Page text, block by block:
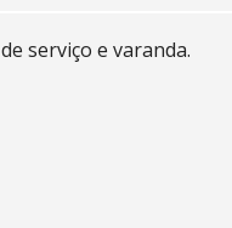
serviço e varanda.